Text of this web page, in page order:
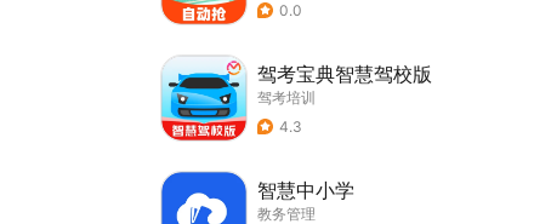
0.0
驾考宝典智慧驾校版
驾考培训
4.3
智慧中小学
教务管理